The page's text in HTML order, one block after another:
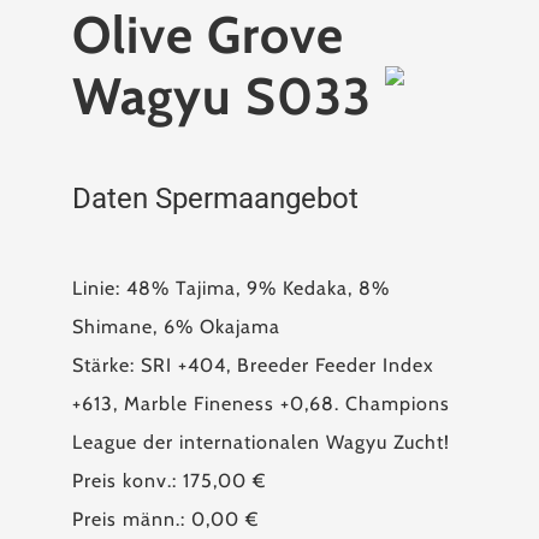
Olive Grove
Wagyu S033
Daten Spermaangebot
Linie: 48% Tajima, 9% Kedaka, 8%
Shimane, 6% Okajama
Stärke: SRI +404, Breeder Feeder Index
+613, Marble Fineness +0,68. Champions
League der internationalen Wagyu Zucht!
Preis konv.: 175,00 €
Preis männ.: 0,00 €